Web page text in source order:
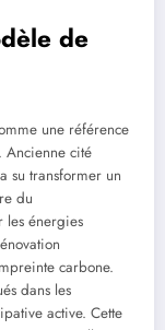
de
une référence
Ancienne cité
su transformer un
du
les énergies
carbone.
dans les
active. Cette